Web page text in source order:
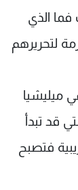
الذي
لتحريرهم
ميليشيا
قد تبدأ
فتصبح